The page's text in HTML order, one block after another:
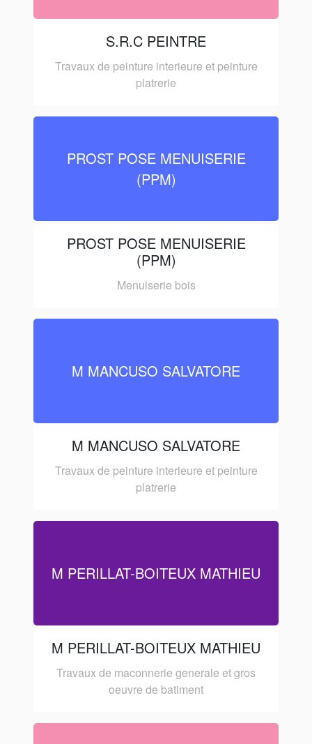
S.R.C PEINTRE
Travaux de peinture interieure et peinture
platrerie
PROST POSE MENUISERIE
(PPM)
PROST POSE MENUISERIE
(PPM)
Menuiserie bois
M MANCUSO SALVATORE
M MANCUSO SALVATORE
Travaux de peinture interieure et peinture
platrerie
M PERILLAT-BOITEUX MATHIEU
M PERILLAT-BOITEUX MATHIEU
Travaux de maconnerie generale et gros
oeuvre de batiment